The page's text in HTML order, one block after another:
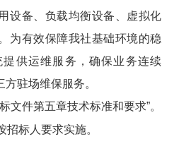
设备、负载均衡设备、虚拟化
为有效保障我社基础环境的稳
供运维服务，确保业务连续
驻场维保服务。
文件第五章技术标准和要求”。
招标人要求实施。